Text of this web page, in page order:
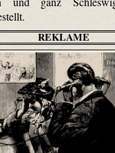
REKLAME